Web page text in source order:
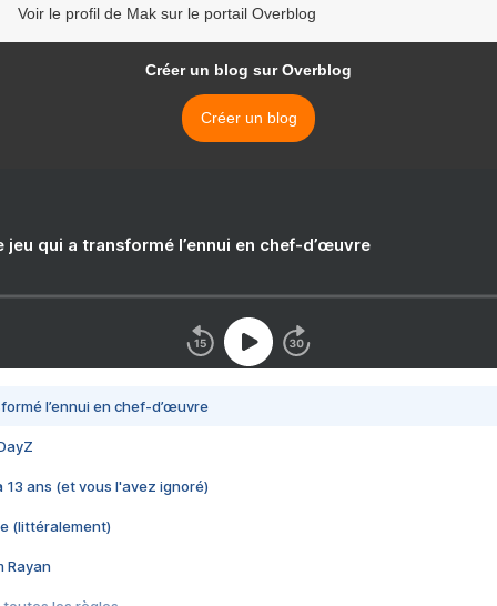
Voir le profil de Mak sur le portail Overblog
Créer un blog sur Overblog
Créer un blog
jeu qui a transformé l’ennui en chef-d’œuvre
l’ennui en chef-d’œuvre
13 ans (et vous l'avez ignoré)
(littéralement)
Rayan